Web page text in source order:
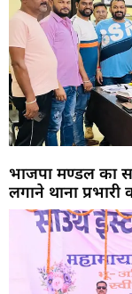
भाजपा मण्डल का
लगाने थाना प्रभारी